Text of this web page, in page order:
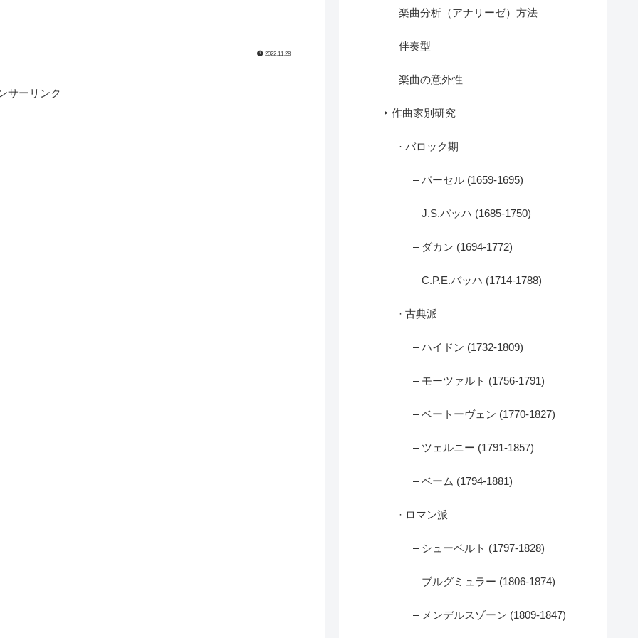
2022.11.28
サーリンク
楽曲分析（アナリーゼ）方法
伴奏型
楽曲の意外性
‣ 作曲家別研究
· バロック期
– パーセル (1659-1695)
– J.S.バッハ (1685-1750)
– ダカン (1694-1772)
– C.P.E.バッハ (1714-1788)
· 古典派
– ハイドン (1732-1809)
– モーツァルト (1756-1791)
– ベートーヴェン (1770-1827)
– ツェルニー (1791-1857)
– ベーム (1794-1881)
· ロマン派
– シューベルト (1797-1828)
– ブルグミュラー (1806-1874)
– メンデルスゾーン (1809-1847)